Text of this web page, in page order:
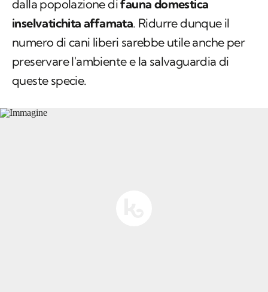
dalla popolazione difauna domestica
inselvatichita affamata. Ridurre dunque il
numero di cani liberi sarebbe utile anche per
preservare l'ambiente e la salvaguardia di
queste specie.